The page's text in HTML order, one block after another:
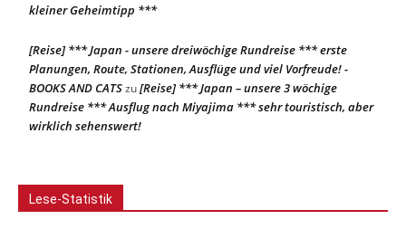
kleiner Geheimtipp ***
[Reise] *** Japan - unsere dreiwöchige Rundreise *** erste
Planungen, Route, Stationen, Ausflüge und viel Vorfreude! -
BOOKS AND CATSzu[Reise] *** Japan – unsere 3 wöchige
Rundreise *** Ausflug nach Miyajima *** sehr touristisch, aber
wirklich sehenswert!
Lese-Statistik